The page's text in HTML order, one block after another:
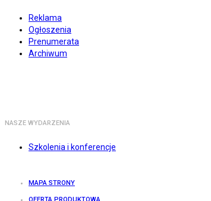
Reklama
Ogłoszenia
Prenumerata
Archiwum
NASZE WYDARZENIA
Szkolenia i konferencje
MAPA STRONY